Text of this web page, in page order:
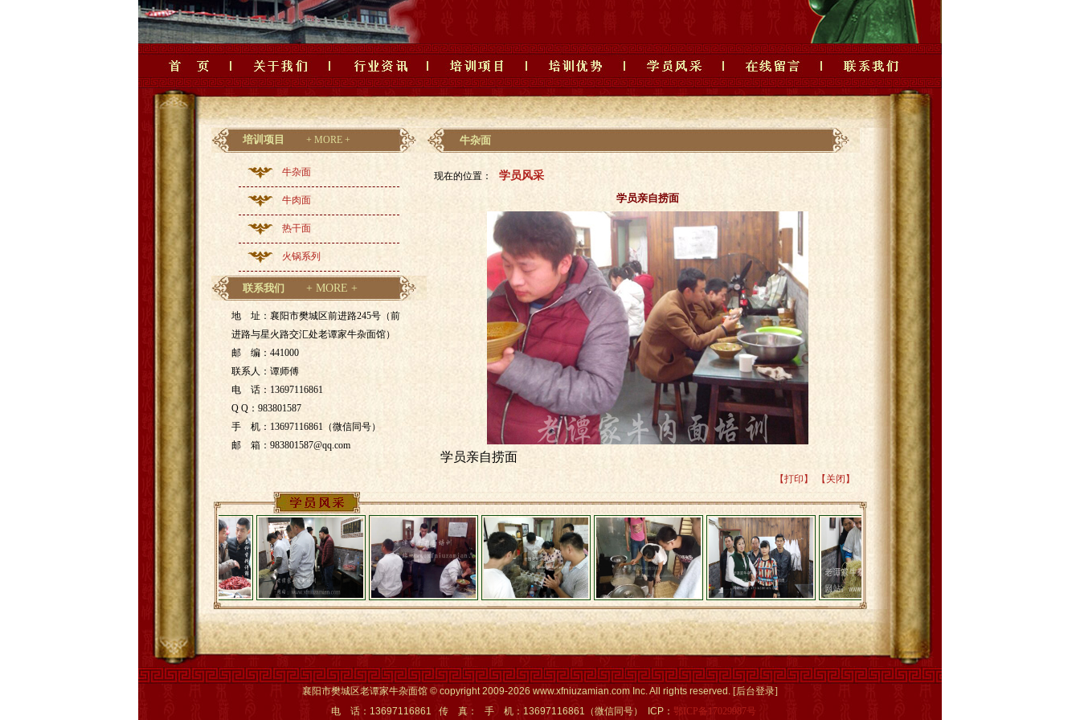
培训项目 + MORE +
牛杂面
牛肉面
热干面
火锅系列
联系我们 + MORE +
地 址：襄阳市樊城区前进路245号（前
进路与星火路交汇处老谭家牛杂面馆）
邮 编：441000
联系人：谭师傅
电 话：13697116861
Q Q：983801587
手 机：13697116861（微信同号）
邮 箱：983801587@qq.com
牛杂面
现在的位置：
学员风采
学员亲自捞面
学员亲自捞面
【打印】 【关闭】
襄阳市樊城区老谭家牛杂面馆 © copyright 2009-2026 www.xfniuzamian.com Inc. All rights reserved. [后台登录]
电 话：13697116861 传 真： 手 机：13697116861（微信同号） ICP： 鄂ICP备17029987号